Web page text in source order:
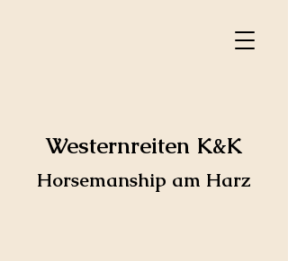
Westernreiten K&K
Horsemanship am Harz